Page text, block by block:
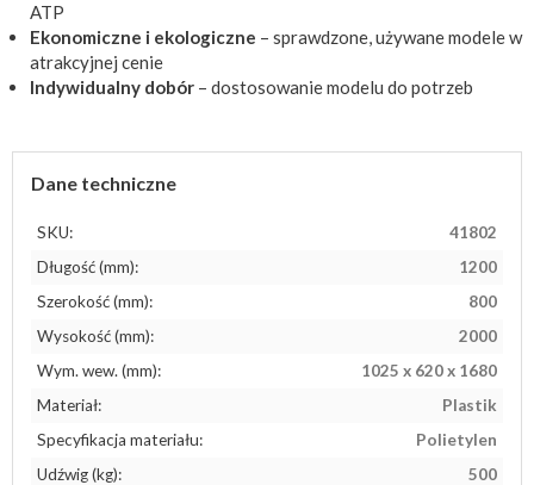
ATP
Ekonomiczne i ekologiczne – sprawdzone, używane modele w
atrakcyjnej cenie
Indywidualny dobór – dostosowanie modelu do potrzeb
Dane techniczne
SKU:
41802
Długość (mm):
1200
Szerokość (mm):
800
Wysokość (mm):
2000
Wym. wew. (mm):
1025 x 620 x 1680
Materiał:
Plastik
Specyfikacja materiału:
Polietylen
Udźwig (kg):
500